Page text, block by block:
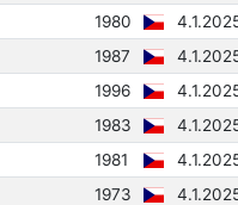
1980
1987
1996
1983
1981
1973